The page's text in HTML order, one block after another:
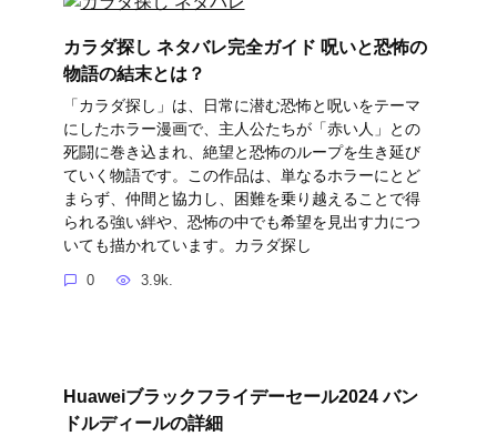
カラダ探し ネタバレ完全ガイド 呪いと恐怖の
物語の結末とは？
「カラダ探し」は、日常に潜む恐怖と呪いをテーマ
にしたホラー漫画で、主人公たちが「赤い人」との
死闘に巻き込まれ、絶望と恐怖のループを生き延び
ていく物語です。この作品は、単なるホラーにとど
まらず、仲間と協力し、困難を乗り越えることで得
られる強い絆や、恐怖の中でも希望を見出す力につ
いても描かれています。カラダ探し
0 3.9k.
Huaweiブラックフライデーセール2024 バン
ドルディールの詳細